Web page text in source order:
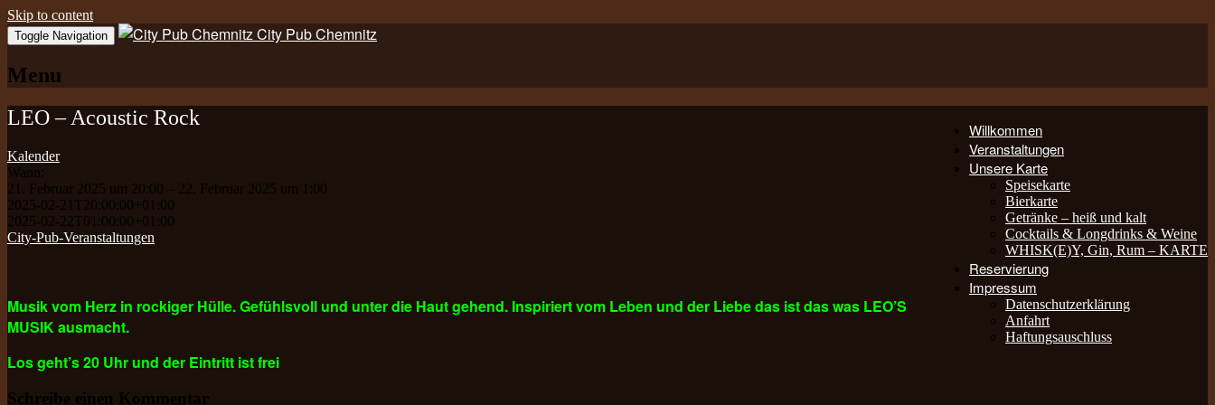
Skip to content
Toggle Navigation City Pub Chemnitz
Menu
Willkommen
Veranstaltungen
Unsere Karte
Speisekarte
Bierkarte
Getränke – heiß und kalt
Cocktails & Longdrinks & Weine
WHISK(E)Y, Gin, Rum – KARTE
Reservierung
Impressum
Datenschutzerklärung
Anfahrt
Haftungsauschluss
LEO – Acoustic Rock
Kalender
Wann:
21. Februar 2025 um 20:00 – 22. Februar 2025 um 1:00
2025-02-21T20:00:00+01:00
2025-02-22T01:00:00+01:00
City-Pub-Veranstaltungen
Musik vom Herz in rockiger Hülle. Gefühlsvoll und unter die Haut gehend. Inspiriert vom Leben und der Liebe das ist das was LEO’S
MUSIK ausmacht.
Los geht’s 20 Uhr und der Eintritt ist frei
Schreibe einen Kommentar